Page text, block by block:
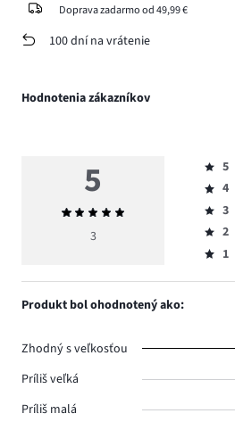
Doprava zadarmo od 49,99 €
100 dní na vrátenie
Hodnotenia zákazníkov
5
Priemerné
hodnotenie
3
5,
počet
3.
5
4,
počet
4
3,
počet
3
2,
2
1,
1
Produkt bol ohodnotený ako:
Zhodný s veľkosťou
Príliš veľká
Príliš malá